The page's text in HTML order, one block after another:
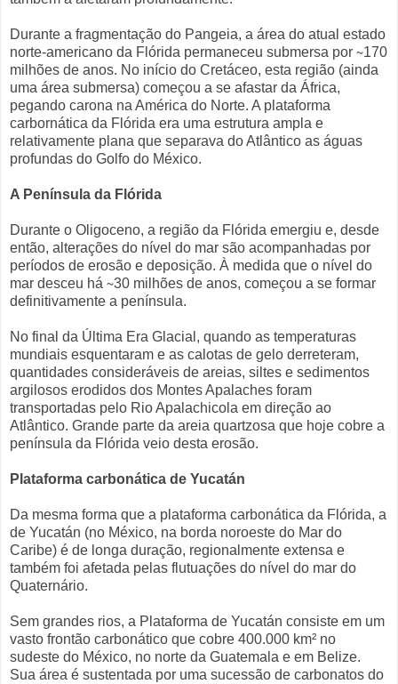
Durante a fragmentação do Pangeia, a área do atual estado
norte-americano da Flórida permaneceu submersa por ∼170
milhões de anos. No início do Cretáceo, esta região (ainda
uma área submersa) começou a se afastar da África,
pegando carona na América do Norte. A plataforma
carbornática da Flórida era uma estrutura ampla e
relativamente plana que separava do Atlântico as águas
profundas do Golfo do México.
A Península da Flórida
Durante o Oligoceno, a região da Flórida emergiu e, desde
então, alterações do nível do mar são acompanhadas por
períodos de erosão e deposição. À medida que o nível do
mar desceu há ∼30 milhões de anos, começou a se formar
definitivamente a península.
No final da Última Era Glacial, quando as temperaturas
mundiais esquentaram e as calotas de gelo derreteram,
quantidades consideráveis de areias, siltes e sedimentos
argilosos erodidos dos Montes Apalaches foram
transportadas pelo Rio Apalachicola em direção ao
Atlântico. Grande parte da areia quartzosa que hoje cobre a
península da Flórida veio desta erosão.
Plataforma carbonática de Yucatán
Da mesma forma que a plataforma carbonática da Flórida, a
de Yucatán (no México, na borda noroeste do Mar do
Caribe) é de longa duração, regionalmente extensa e
também foi afetada pelas flutuações do nível do mar do
Quaternário.
Sem grandes rios, a Plataforma de Yucatán consiste em um
vasto frontão carbonático que cobre 400.000 km² no
sudeste do México, no norte da Guatemala e em Belize.
Sua área é sustentada por uma sucessão de carbonatos do